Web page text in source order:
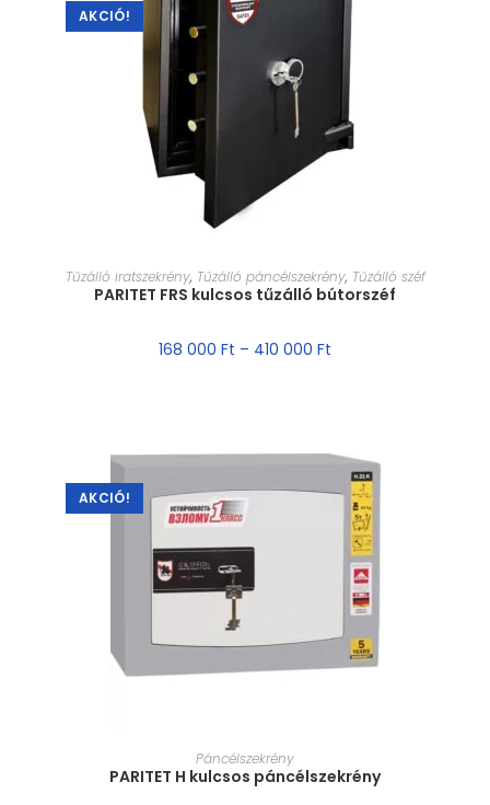
AKCIÓ!
MÉRET VÁLASZTÁSA
Tűzálló iratszekrény, Tűzálló páncélszekrény, Tűzálló széf
PARITET FRS kulcsos tűzálló bútorszéf
168 000 Ft – 410 000 Ft
AKCIÓ!
MÉRET VÁLASZTÁSA
Páncélszekrény
PARITET H kulcsos páncélszekrény